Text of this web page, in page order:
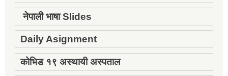
नेपाली भाषा Slides
Daily Asignment
कोभिड १९ अस्थायी अस्पताल